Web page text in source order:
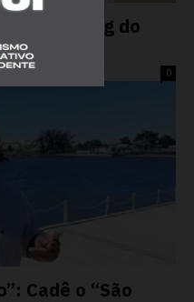
– Shopping do
2020 0
Cadê o “São